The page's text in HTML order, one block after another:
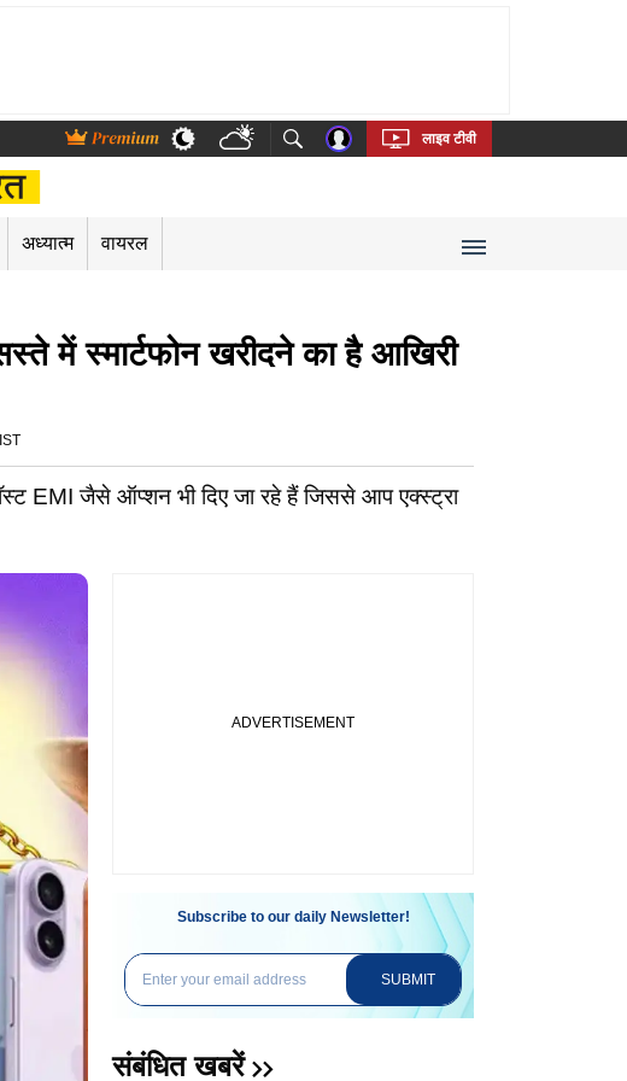
Marathi Bengali Telugu Tamil Kannada Malayalam
लाइव टीवी
अध्यात्म वायरल
में स्मार्टफोन खरीदने का है आखिरी
EMI जैसे ऑप्शन भी दिए जा रहे हैं जिससे आप एक्स्ट्रा
Subscribe to our daily Newsletter!
SUBMIT
संबंधित खबरें